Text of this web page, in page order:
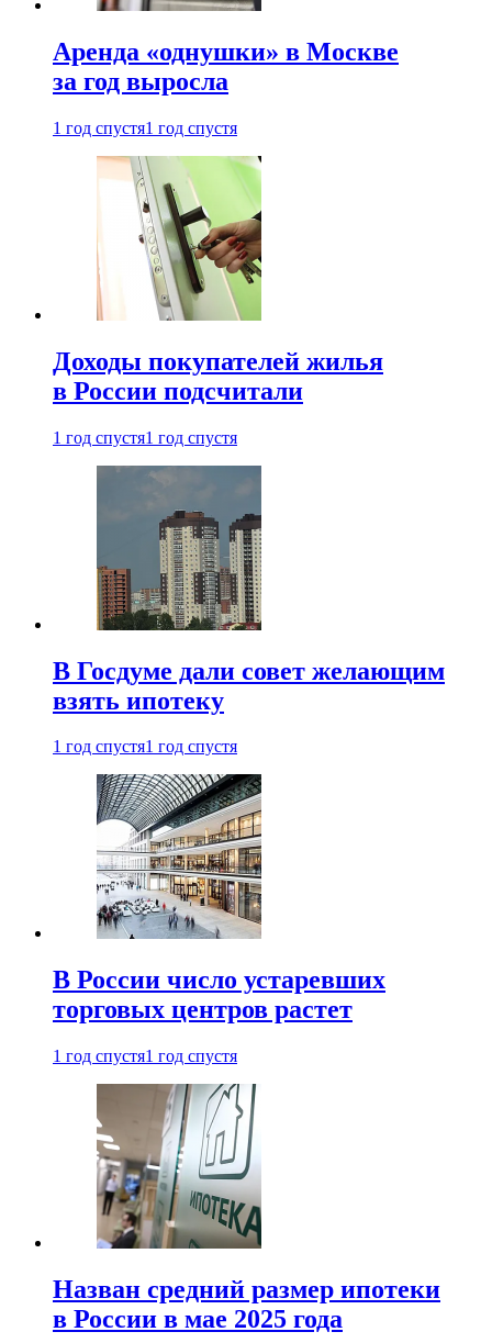
Аренда «однушки» в Москве
за год выросла
1 год спустя1 год спустя
Доходы покупателей жилья
в России подсчитали
1 год спустя1 год спустя
В Госдуме дали совет желающим
взять ипотеку
1 год спустя1 год спустя
В России число устаревших
торговых центров растет
1 год спустя1 год спустя
Назван средний размер ипотеки
в России в мае 2025 года